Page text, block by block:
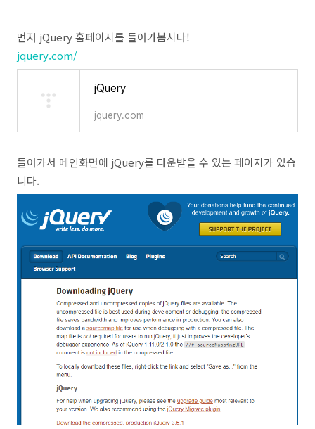
먼저 jQuery 홈페이지를 들어가봅시다!
jquery.com/
jQuery
jquery.com
들어가서 메인화면에 jQuery를 다운받을 수 있는 페이지가 있습
니다.